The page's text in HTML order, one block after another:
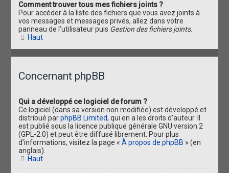
Comment trouver tous mes fichiers joints ?
Pour accéder à la liste des fichiers que vous avez joints à
vos messages et messages privés, allez dans votre
panneau de l’utilisateur puis Gestion des fichiers joints.
Haut
Concernant phpBB
Qui a développé ce logiciel de forum ?
Ce logiciel (dans sa version non modifiée) est développé et
distribué parphpBB Limited, qui en a les droits d’auteur. Il
est publié sous la licence publique générale GNU version 2
(GPL-2.0) et peut être diffusé librement. Pour plus
d’informations, visitez la page «À propos de phpBB » (en
anglais).
Haut